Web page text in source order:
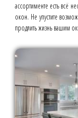
ассортименте есть всё
окон. Не упустите
продлить жизнь вашим